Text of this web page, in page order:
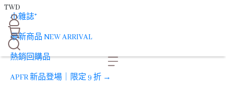
小雜誌⁺
最新商品 NEW ARRIVAL
熱銷回購品
APFR 新品登場｜限定 9 折 →
TWD